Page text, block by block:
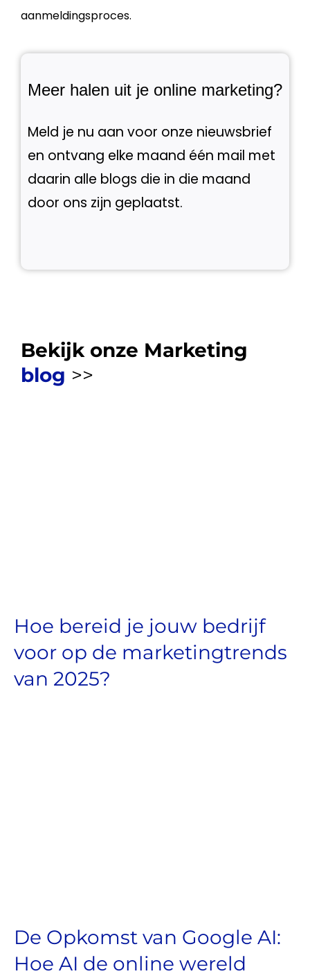
aanmeldingsproces.
Meer halen uit je online marketing?
Meld je nu aan voor onze nieuwsbrief
en ontvang elke maand één mail met
daarin alle blogs die in die maand
door ons zijn geplaatst.
Bekijk onze Marketing
blog >>
Hoe bereid je jouw bedrijf
voor op de marketingtrends
van 2025?
De Opkomst van Google AI:
Hoe AI de online wereld